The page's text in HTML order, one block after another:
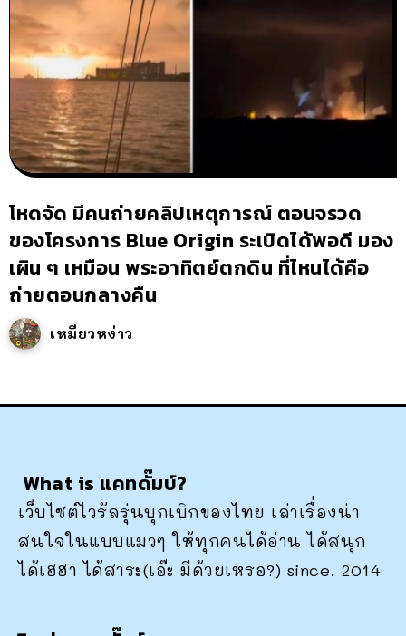
โหดจัด มีคนถ่ายคลิปเหตุการณ์ ตอนจรวด
ของโครงการ Blue Origin ระเบิดได้พอดี มอง
เผิน ๆ เหมือน พระอาทิตย์ตกดิน ที่ไหนได้คือ
ถ่ายตอนกลางคืน
เหมียวหง่าว
What is แคทดั๊มบ์?
เว็บไซต์ไวรัลรุ่นบุกเบิกของไทย เล่าเรื่องน่า
สนใจในแบบแมวๆ ให้ทุกคนได้อ่าน ได้สนุก
ได้เฮฮา ได้สาระ(เอ๊ะ มีด้วยเหรอ?) since. 2014